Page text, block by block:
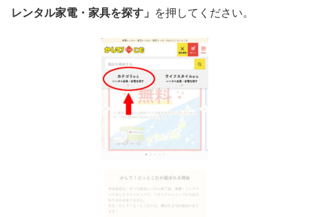
レンタル家電・家具を探す」
を押してください。